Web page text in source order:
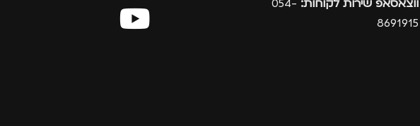
ווצאסאפ שירות לקוחות: 054-
8691915